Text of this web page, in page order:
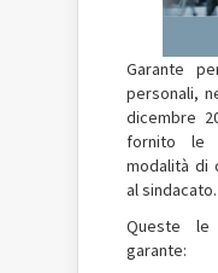
Garante
personali,
dicembre
fornito le
modalità di
al sindacato.
Queste le
garante: